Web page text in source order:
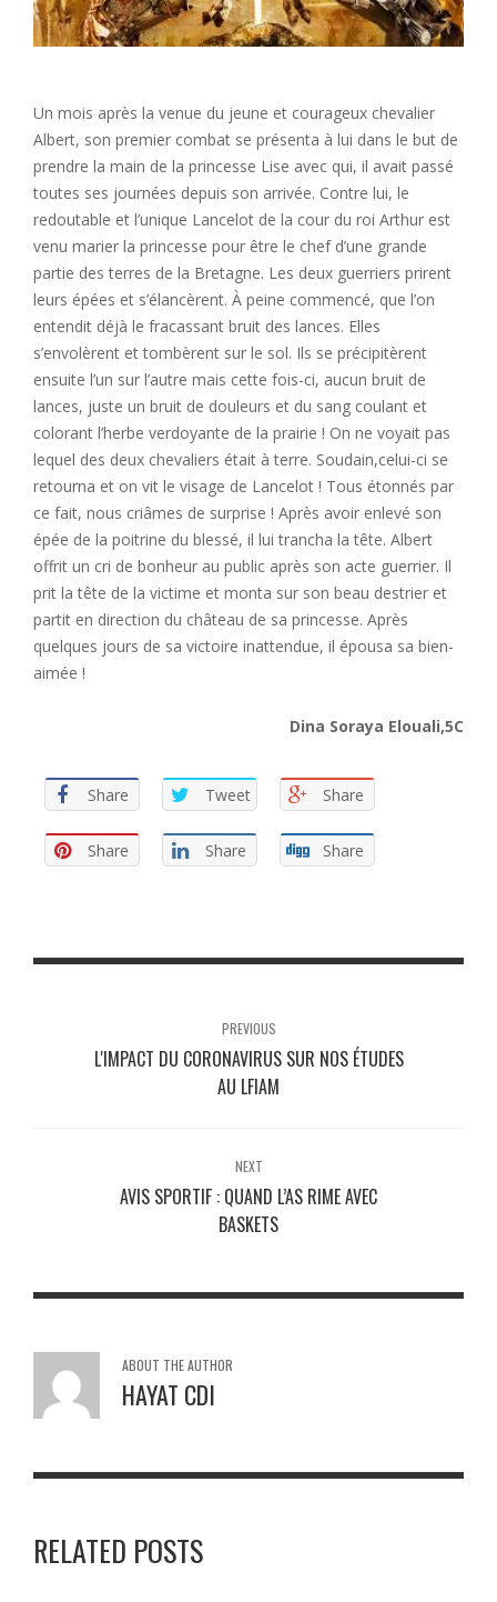
Un mois après la venue du jeune et courageux chevalier
Albert, son premier combat se présenta à lui dans le but de
prendre la main de la princesse Lise avec qui, il avait passé
toutes ses journées depuis son arrivée. Contre lui, le
redoutable et l’unique Lancelot de la cour du roi Arthur est
venu marier la princesse pour être le chef d’une grande
partie des terres de la Bretagne. Les deux guerriers prirent
leurs épées et s’élancèrent. À peine commencé, que l’on
entendit déjà le fracassant bruit des lances. Elles
s’envolèrent et tombèrent sur le sol. Ils se précipitèrent
ensuite l’un sur l’autre mais cette fois-ci, aucun bruit de
lances, juste un bruit de douleurs et du sang coulant et
colorant l’herbe verdoyante de la prairie ! On ne voyait pas
lequel des deux chevaliers était à terre. Soudain,celui-ci se
retourna et on vit le visage de Lancelot ! Tous étonnés par
ce fait, nous criâmes de surprise ! Après avoir enlevé son
épée de la poitrine du blessé, il lui trancha la tête. Albert
offrit un cri de bonheur au public après son acte guerrier. Il
prit la tête de la victime et monta sur son beau destrier et
partit en direction du château de sa princesse. Après
quelques jours de sa victoire inattendue, il épousa sa bien-
aimée !
Dina Soraya Elouali,5C
Share Tweet Share
Share Share Share
PREVIOUS
L'IMPACT DU CORONAVIRUS SUR NOS ÉTUDES
AU LFIAM
NEXT
AVIS SPORTIF : QUAND L’AS RIME AVEC
BASKETS
ABOUT THE AUTHOR
HAYAT CDI
RELATED POSTS